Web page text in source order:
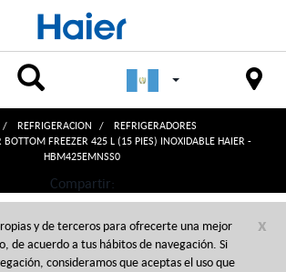
REFRIGERACION
REFRIGERADORES
BOTTOM FREEZER 425 L (15 PIES) INOXIDABLE HAIER -
HBM425EMNSS0
Compartir:
x
y de terceros para ofrecerte una mejor
de acuerdo a tus hábitos de navegación. Si
consideramos que aceptas el uso que